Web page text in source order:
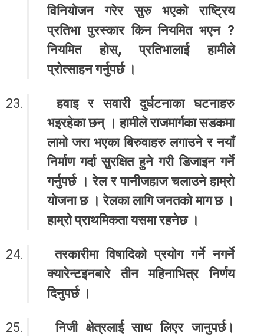
विनियोजन गरेर सुरु भएको राष्ट्रिय
प्रतिभा पुरस्कार किन नियमित भएन ?
नियमित होस्, प्रतिभालाई हामीले
प्रोत्साहन गर्नुपर्छ ।
हवाइ र सवारी दुर्घटनाका घटनाहरु
भइरहेका छन् । हामीले राजमार्गका सडकमा
लामो जरा भएका बिरुवाहरु लगाउने र नयाँ
निर्माण गर्दा सुरक्षित हुने गरी डिजाइन गर्ने
गर्नुपर्छ । रेल र पानीजहाज चलाउने हाम्रो
योजना छ । रेलका लागि जनतको माग छ ।
हाम्रो प्राथमिकता यसमा रहनेछ ।
तरकारीमा विषादिको प्रयोग गर्ने नगर्ने
क्यारेन्टइनबारे तीन महिनाभित्र निर्णय
दिनुपर्छ ।
निजी क्षेत्रलाई साथ लिएर जानुपर्छ।